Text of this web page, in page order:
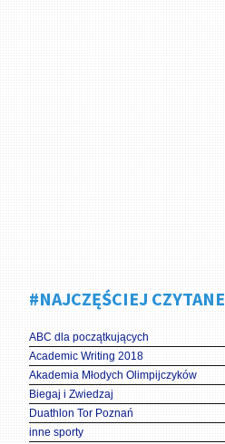
#NAJCZĘŚCIEJ CZYTANE
ABC dla początkujących
Academic Writing 2018
Akademia Młodych Olimpijczyków
Biegaj i Zwiedzaj
Duathlon Tor Poznań
inne sporty